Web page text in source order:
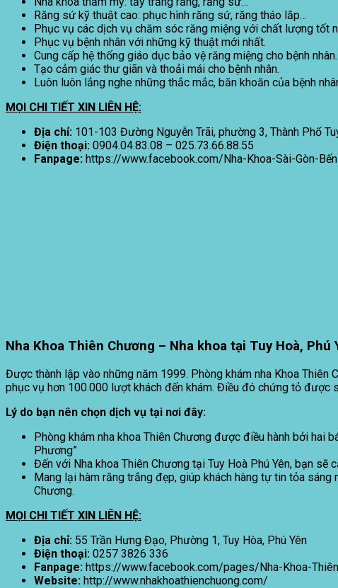
Răng sứ kỹ thuật cao: phục hình răng sứ, răng tháo lắp…
Phục vụ các dịch vụ chăm sóc răng miệng với chất lượng tốt
Phục vụ bệnh nhân với những kỹ thuật mới nhất.
Cung cấp hệ thống giáo dục bảo vệ răng miệng cho bệnh nhân.
Tạo cảm giác thư giãn và thoải mái cho bệnh nhân.
Luôn luôn lắng nghe những thắc mắc, băn khoăn của bệnh
MỌI CHI TIẾT XIN LIÊN HỆ:
Địa chỉ: 101-103 Đường Nguyễn Trãi, phường 3, Thành Phố
Điện thoại: 0904.04.83.08 – 025.73.66.88.55
Fanpage: https://www.facebook.com/Nha-Khoa-Sài-Gòn-
Nha Khoa Thiên Chương – Nha khoa tại Tuy Hoà, Phú
Được thành lập vào những năm 1999. Phòng khám nha Khoa Thiên
phục vụ hơn 100.000 lượt khách đến khám. Điều đó chứng tỏ được
Lý do bạn nên chọn dịch vụ tại nơi đây:
Phòng khám nha khoa Thiên Chương được điều hành bởi hai
Phương”
Đến với Nha khoa Thiên Chương tại Tuy Hoà Phú Yên, bạn
Mang lại hàm răng trắng đẹp, giúp khách hàng tự tin tỏa
Chương.
MỌI CHI TIẾT XIN LIÊN HỆ:
Địa chỉ: 55 Trần Hưng Đạo, Phường 1, Tuy Hòa, Phú Yên
Điện thoại: 0257 3826 336
Fanpage: https://www.facebook.com/pages/Nha-Khoa-
Website: http://www.nhakhoathienchuong.com/